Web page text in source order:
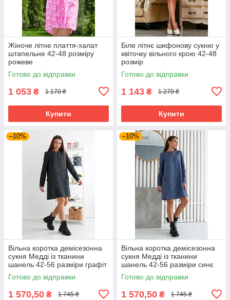
Жіноче літне плаття-халат
штапельне 42-48 розміру
рожеве
Готово до відправки
1 053 ₴ 1 170 ₴
Купити
Біле літнє шифонову сукню у
квіточку вільного крою 42-48
розмір
Готово до відправки
1 143 ₴ 1 270 ₴
Купити
–10%
Вільна коротка демісезонна
сукня Медді із тканини
шанель 42-56 разміри графіт
Готово до відправки
1 570,50 ₴ 1 745 ₴
–10%
Вільна коротка демісезонна
сукня Медді із тканини
шанель 42-56 разміри синє
Готово до відправки
1 570,50 ₴ 1 745 ₴